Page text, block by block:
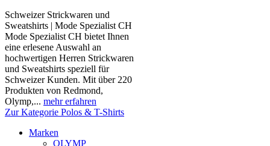
Schweizer Strickwaren und
Sweatshirts | Mode Spezialist CH
Mode Spezialist CH bietet Ihnen
eine erlesene Auswahl an
hochwertigen Herren Strickwaren
und Sweatshirts speziell für
Schweizer Kunden. Mit über 220
Produkten von Redmond,
Olymp,... mehr erfahren
Zur Kategorie Polos & T-Shirts
Marken
OLYMP